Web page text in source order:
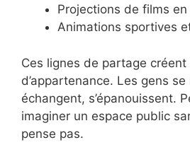
Projections de films
Animations sportives
Ces lignes de partage
d’appartenance. Les gens
échangent, s’épanouissent.
imaginer un espace public
pense pas.